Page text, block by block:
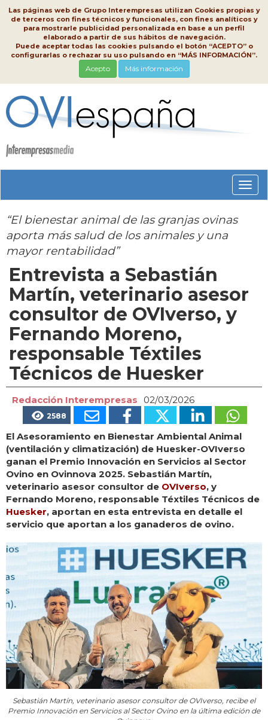
Las páginas web de Grupo Interempresas utilizan Cookies propias y
de terceros con fines técnicos y funcionales, con fines analíticos y
para mostrarle publicidad personalizada en base a un perfil
elaborado a partir de sus hábitos de navegación.
Puede aceptar todas las cookies pulsando el botón “ACEPTO” o
configurarlas o rechazar su uso pulsando en “MÁS INFORMACIÓN”.
Acepto Más información
“El bienestar animal de las granjas ovinas
aporta más salud de los animales y una
mayor rentabilidad”
Entrevista a Sebastián
Martín, veterinario asesor
consultor de OVIverso, y
Fernando Moreno,
responsable Téxtiles
Técnicos de Huesker
Redacción Interempresas 02/03/2026
2588
El Asesoramiento en Bienestar Ambiental Animal
(ventilación y climatización) de Huesker-OVIverso
ganan el Premio Innovación en Servicios al Sector
Ovino en Ovinnova 2025. Sebastián Martín,
veterinario asesor consultor de OVIverso, y
Fernando Moreno, responsable Téxtiles Técnicos de
Huesker, aportan en esta entrevista en detalle el
servicio que aportan a los ganaderos de ovino.
Sebastián Martín, veterinario asesor consultor de OVIverso, recibe el
Premio Innovación en Servicios al Sector Ovino en la última edición de